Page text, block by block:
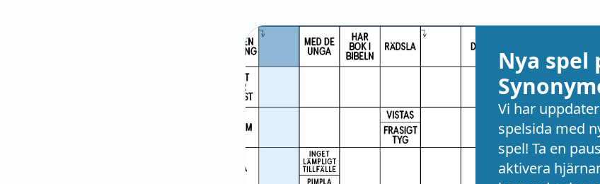
Nya spel
Vi har
spelsida med
spel! Ta en
aktivera